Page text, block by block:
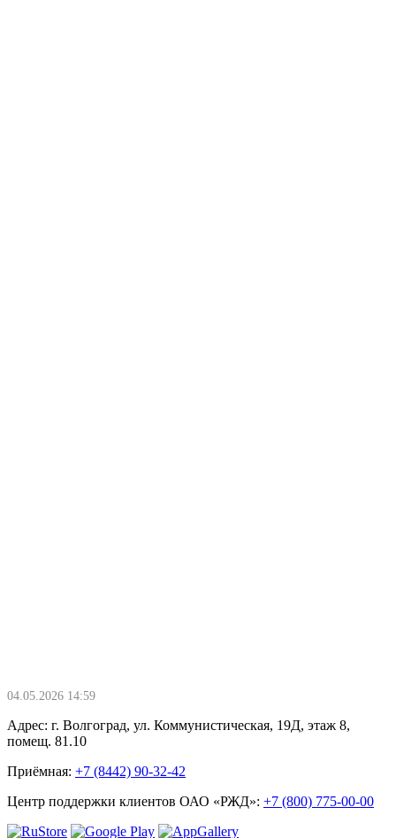
04.05.2026 14:59
Адрес: г. Волгоград, ул. Коммунистическая, 19Д, этаж 8,
помещ. 81.10
Приёмная: +7 (8442) 90-32-42
Центр поддержки клиентов ОАО «РЖД»: +7 (800) 775-00-00